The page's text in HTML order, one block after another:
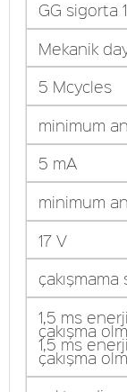
GG sigorta
Mekanik
5 Mcycles
minimum
5 mA
minimum
17 V
çakışmama
1,5 ms
çakışma
1,5 ms
çakışma